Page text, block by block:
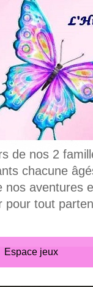
de nos 2
chacune
aventures
tout
Espace jeux